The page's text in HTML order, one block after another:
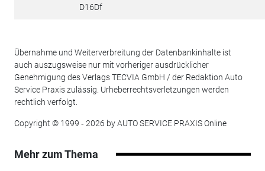
D16Df
Übernahme und Weiterverbreitung der Datenbankinhalte ist
auch auszugsweise nur mit vorheriger ausdrücklicher
Genehmigung des Verlags TECVIA GmbH / der Redaktion Auto
Service Praxis zulässig. Urheberrechtsverletzungen werden
rechtlich verfolgt.
Copyright © 1999 ‐ 2026 by AUTO SERVICE PRAXIS Online
Mehr zum Thema